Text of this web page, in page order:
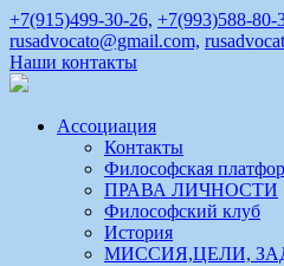
+7(915)499-30-26, +7(993)588-80-
rusadvocato@gmail.com,
Наши контакты
Ассоциация
Контакты
Философская
ПРАВА ЛИЧНОСТИ
Философский клуб
История
МИССИЯ,ЦЕЛИ,